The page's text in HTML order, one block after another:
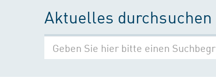
Aktuelles durchsuchen